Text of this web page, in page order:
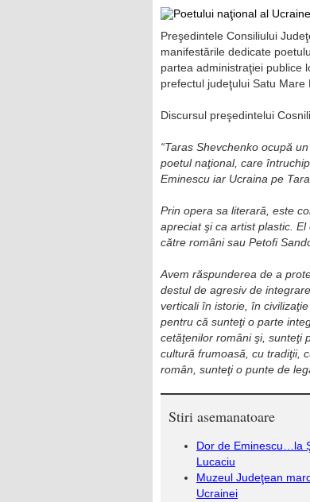
Preşedintele Consiliului
manifestările dedicate
partea administraţiei publice
prefectul judeţului Satu Mare
Discursul preşedintelui
“Taras Shevchenko ocupă
poetul naţional, care
Eminescu iar Ucraina pe
Prin opera sa literară, este
apreciat şi ca artist plastic.
către români sau Petofi
Avem răspunderea de a
destul de agresiv de
verticali în istorie, în
pentru că sunteţi o parte
cetăţenilor români şi, sunteţi
cultură frumoasă, cu tradiţii,
român, sunteţi o punte de
Stiri asemanatoare
Dor de Eminescu…la
Lucaciu
Muzeul Judeţean
Ucrainei